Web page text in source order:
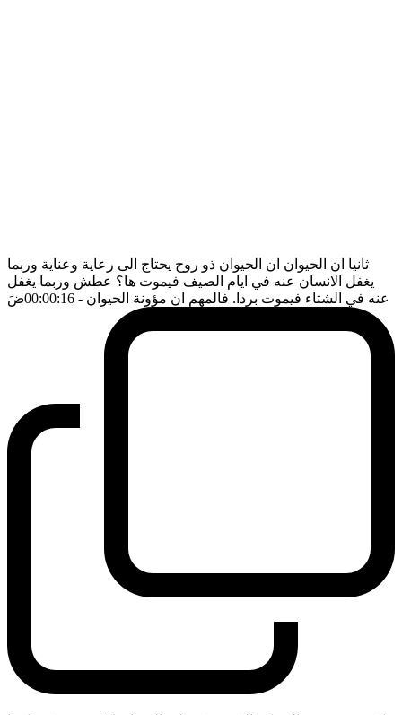
ثانيا ان الحيوان ان الحيوان ذو روح يحتاج الى رعاية وعناية وربما
يغفل الانسان عنه في ايام الصيف فيموت ها؟ عطش وربما يغفل
عنه في الشتاء فيموت بردا. فالمهم ان مؤونة الحيوان - 00:00:16 ضَ